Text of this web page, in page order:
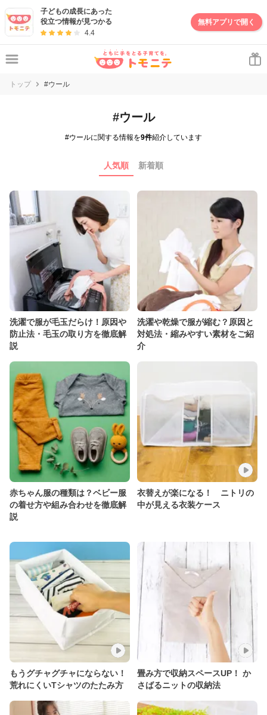
子どもの成長にあった
役立つ情報が見つかる
4.4
無料アプリで開く
トップ #ウール
#ウール
#ウールに関する情報を9件紹介しています
人気順 新着順
洗濯で服が毛玉だらけ！原因や
防止法・毛玉の取り方を徹底解
説
洗濯や乾燥で服が縮む？原因と
対処法・縮みやすい素材をご紹
介
赤ちゃん服の種類は？ベビー服
の着せ方や組み合わせを徹底解
説
衣替えが楽になる！ ニトリの
中が見える衣装ケース
もうグチャグチャにならない！
荒れにくいTシャツのたたみ方
畳み方で収納スペースUP！ か
さばるニットの収納法